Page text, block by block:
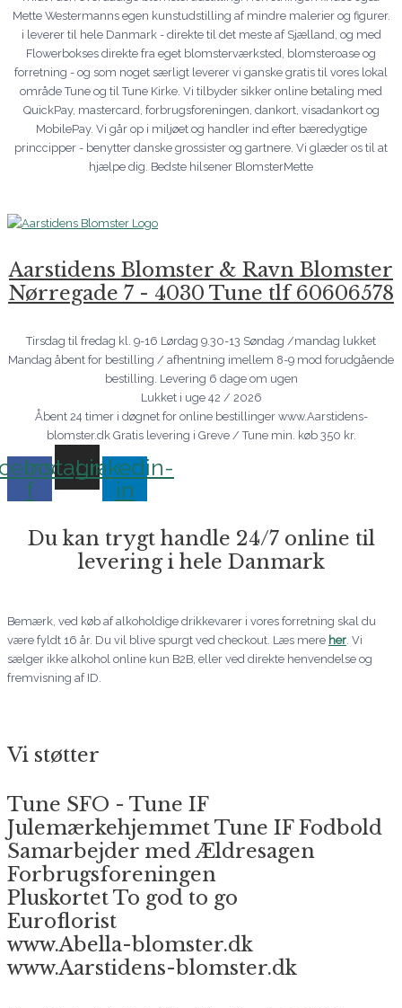
Mette Westermanns egen kunstudstilling af mindre malerier og figurer.
i leverer til hele Danmark - direkte til det meste af Sjælland, og med
Flowerbokses direkte fra eget blomsterværksted, blomsteroase og
forretning - og som noget særligt leverer vi ganske gratis til vores lokal
område Tune og til Tune Kirke. Vi tilbyder sikker online betaling med
QuickPay, mastercard, forbrugsforeningen, dankort, visadankort og
MobilePay. Vi går op i miljøet og handler ind efter bæredygtige
princcipper - benytter danske grossister og gartnere. Vi glæder os til at
hjælpe dig. Bedste hilsener BlomsterMette
Aarstidens Blomster & Ravn Blomster
Nørregade 7 - 4030 Tune tlf 60606578
Tirsdag til fredag kl. 9-16 Lørdag 9.30-13 Søndag /mandag lukket
Mandag åbent for bestilling / afhentning imellem 8-9 mod forudgående
bestilling. Levering 6 dage om ugen
Lukket i uge 42 / 2026
Åbent 24 timer i døgnet for online bestillinger www.Aarstidens-
blomster.dk Gratis levering i Greve / Tune min. køb 350 kr.
f
Instagram
Linkedin-
in
Du kan trygt handle 24/7 online til
levering i hele Danmark
Bemærk, ved køb af alkoholdige drikkevarer i vores forretning skal du
være fyldt 16 år. Du vil blive spurgt ved checkout. Læs mere her . Vi
sælger ikke alkohol online kun B2B, eller ved direkte henvendelse og
fremvisning af ID.
Vi støtter
Tune SFO - Tune IF
Julemærkehjemmet Tune IF Fodbold
Samarbejder med Ældresagen
Forbrugsforeningen
Pluskortet To god to go
Euroflorist
www.Abella-blomster.dk
www.Aarstidens-blomster.dk